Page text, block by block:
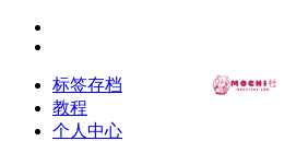
标签存档
教程
个人中心